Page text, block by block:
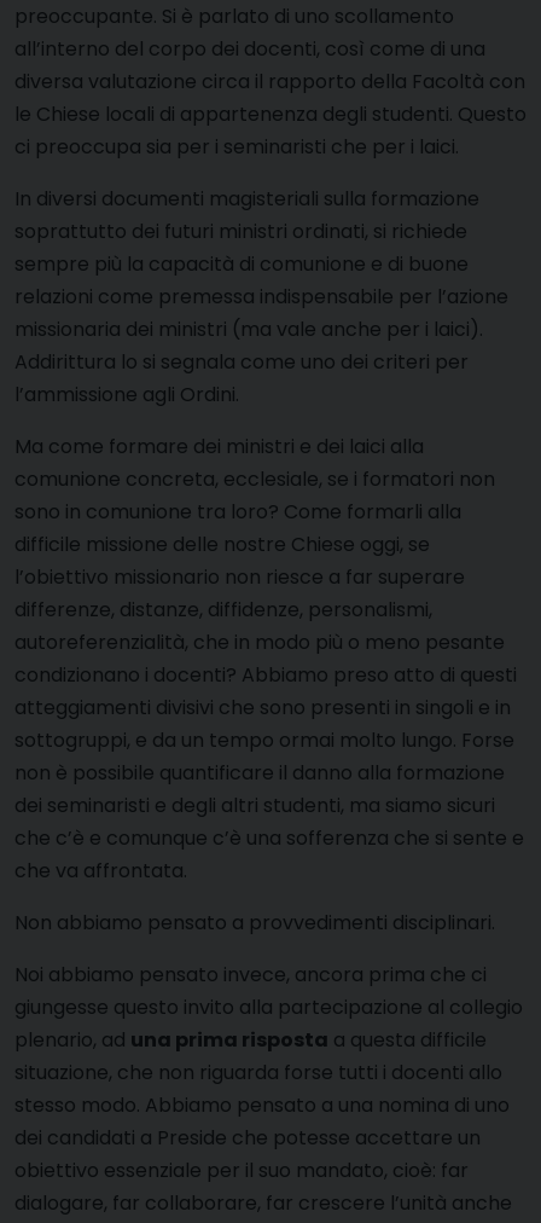
preoccupante. Si è parlato di uno scollamento
all’interno del corpo dei docenti, così come di una
diversa valutazione circa il rapporto della Facoltà con
le Chiese locali di appartenenza degli studenti. Questo
ci preoccupa sia per i seminaristi che per i laici.
In diversi documenti magisteriali sulla formazione
soprattutto dei futuri ministri ordinati, si richiede
sempre più la capacità di comunione e di buone
relazioni come premessa indispensabile per l’azione
missionaria dei ministri (ma vale anche per i laici).
Addirittura lo si segnala come uno dei criteri per
l’ammissione agli Ordini.
Ma come formare dei ministri e dei laici alla
comunione concreta, ecclesiale, se i formatori non
sono in comunione tra loro? Come formarli alla
difficile missione delle nostre Chiese oggi, se
l’obiettivo missionario non riesce a far superare
differenze, distanze, diffidenze, personalismi,
autoreferenzialità, che in modo più o meno pesante
condizionano i docenti? Abbiamo preso atto di questi
atteggiamenti divisivi che sono presenti in singoli e in
sottogruppi, e da un tempo ormai molto lungo. Forse
non è possibile quantificare il danno alla formazione
dei seminaristi e degli altri studenti, ma siamo sicuri
che c’è e comunque c’è una sofferenza che si sente e
che va affrontata.
Non abbiamo pensato a provvedimenti disciplinari.
Noi abbiamo pensato invece, ancora prima che ci
giungesse questo invito alla partecipazione al collegio
plenario, ad una prima risposta a questa difficile
situazione, che non riguarda forse tutti i docenti allo
stesso modo. Abbiamo pensato a una nomina di uno
dei candidati a Preside che potesse accettare un
obiettivo essenziale per il suo mandato, cioè: far
dialogare, far collaborare, far crescere l’unità anche